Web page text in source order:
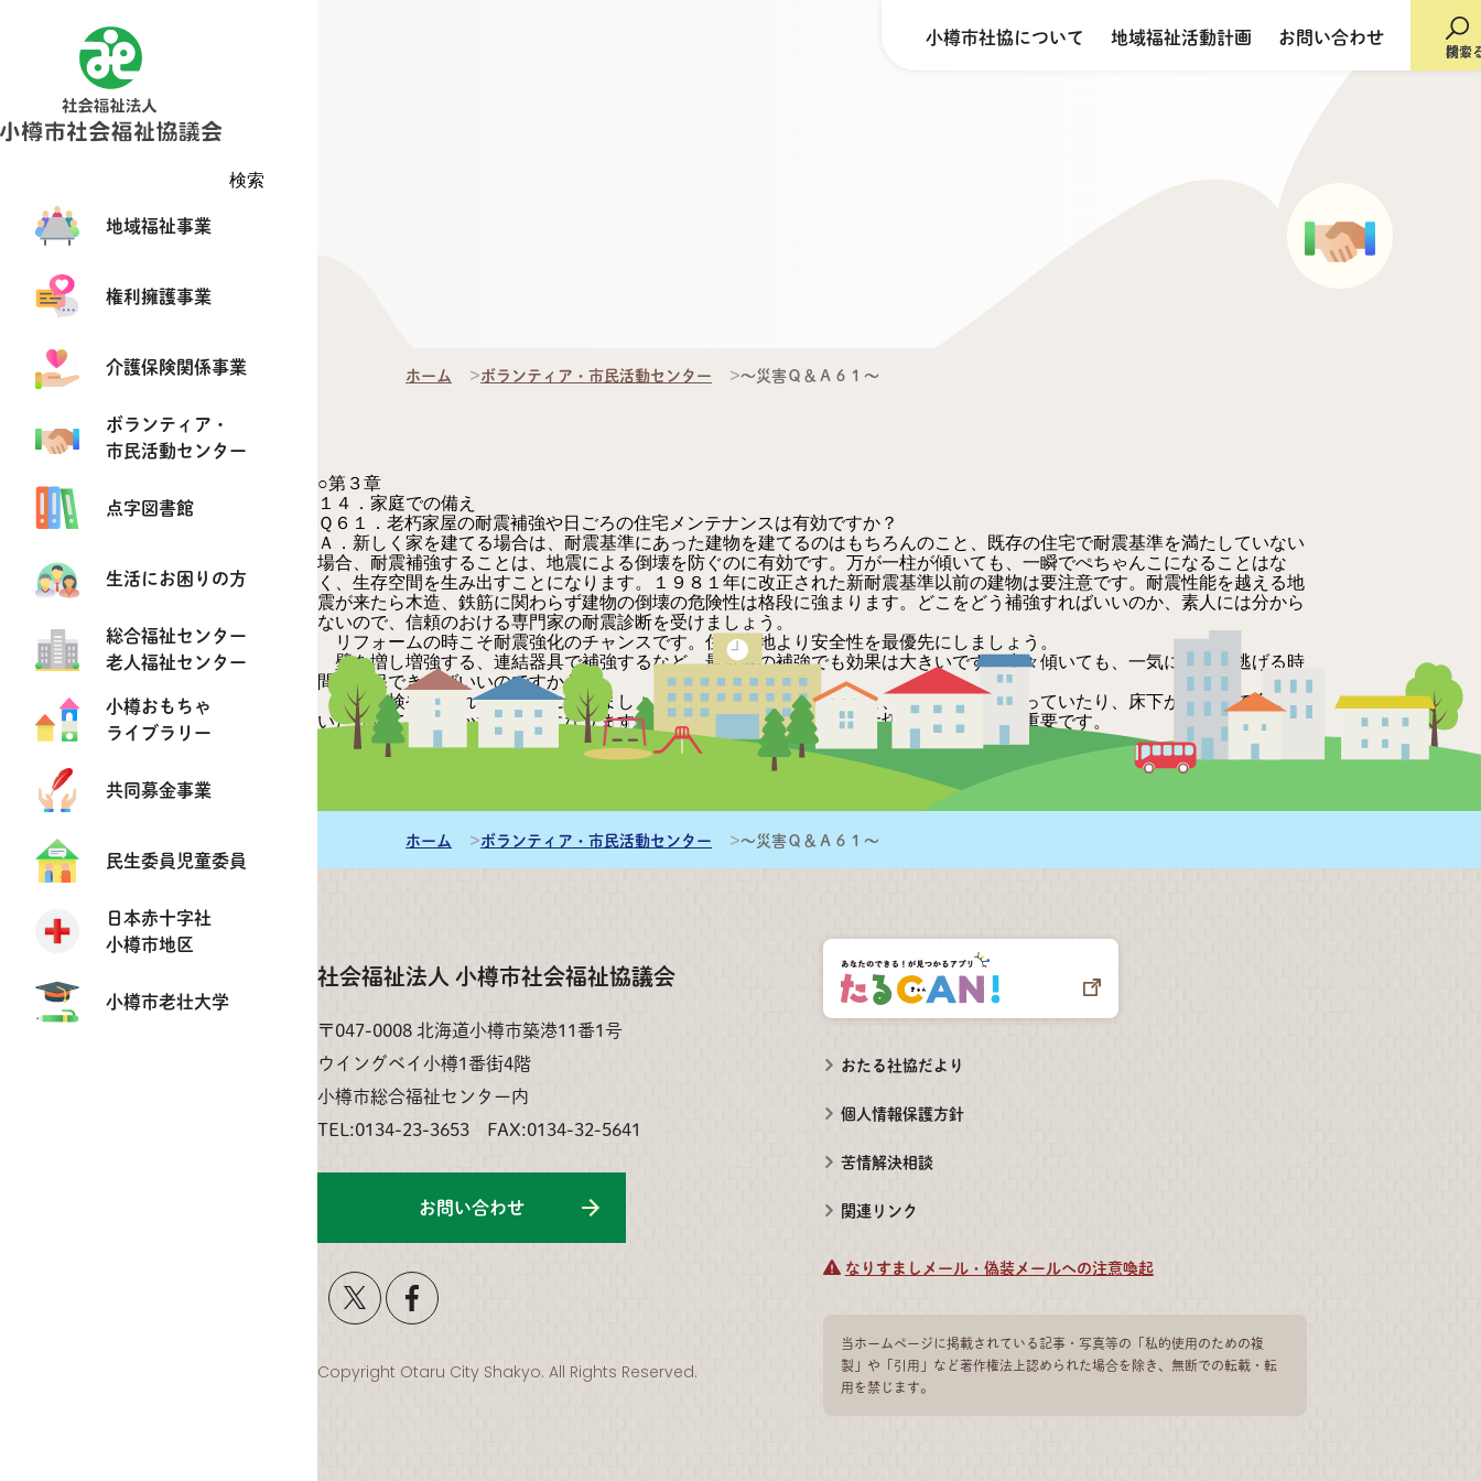
検索
地域福祉事業
権利擁護事業
介護保険関係事業
ボランティア・
市民活動センター
点字図書館
生活にお困りの方
総合福祉センター
老人福祉センター
小樽おもちゃ
ライブラリー
共同募金事業
民生委員児童委員
日本赤十字社
小樽市地区
小樽市老壮大学
小樽市社協について 地域福祉活動計画 お問い合わせ
検索
閉じ
ホーム ボランティア・市民活動センター ～災害Ｑ＆Ａ６１～
○第３章
１４．家庭での備え
Ｑ６１． 老朽家屋の耐震補強や日ごろの住宅メンテナンスは有効ですか？
Ａ． 新しく家を建てる場合は、耐震基準にあった建物を建てるのはもちろんのこと、既存の住宅で耐震基準を満たしていない
場合、耐震補強することは、地震による倒壊を防ぐのに有効です。万が一柱が傾いても、一瞬でぺちゃんこになることはな
く、生存空間を生み出すことになります。１９８１年に改正された新耐震基準以前の建物は要注意です。耐震性能を越える地
震が来たら木造、鉄筋に関わらず建物の倒壊の危険性は格段に強まります。どこをどう補強すればいいのか、素人には分から
ないので、信頼のおける専門家の耐震診断を受けましょう。
リフォームの時こそ耐震強化のチャンスです。住み心地より安全性を最優先にしましょう。
壁を増し増強する、連結器具で補強するなど、最低限の補強でも効果は大きいです。少々傾いても、一気に倒れず逃げる時
間を確保できればいいのですから。
家の点検や手入れを定期的に行いましょう。それを怠るようになると、シロアリが巣食っていたり、床下がしめって腐って
いたりしても気づかないようになります。命を守ってくれている家を大切にする気持ちが重要です。
～体験～『家を飛び出したものの、どこに避難すればよいか分からずオロオロしました。』
『給水車から水を運ぶのに、１８リットル入りのポリタンクがなくて困りました。準備なんかしていませんでしたから。どの
ホーム ボランティア・市民活動センター ～災害Ｑ＆Ａ６１～
社会福祉法人 小樽市社会福祉協議会
〒047-0008 北海道小樽市築港11番1号
ウイングベイ小樽1番街4階
小樽市総合福祉センター内
TEL:0134-23-3653 FAX:0134-32-5641
お問い合わせ
おたる社協だより
個人情報保護方針
苦情解決相談
関連リンク
なりすましメール・偽装メールへの注意喚起
当ホームページに掲載されている記事・写真等の「私的使用のための複
製」や「引用」など著作権法上認められた場合を除き、無断での転載・転
用を禁じます。
Copyright Otaru City Shakyo. All Rights Reserved.